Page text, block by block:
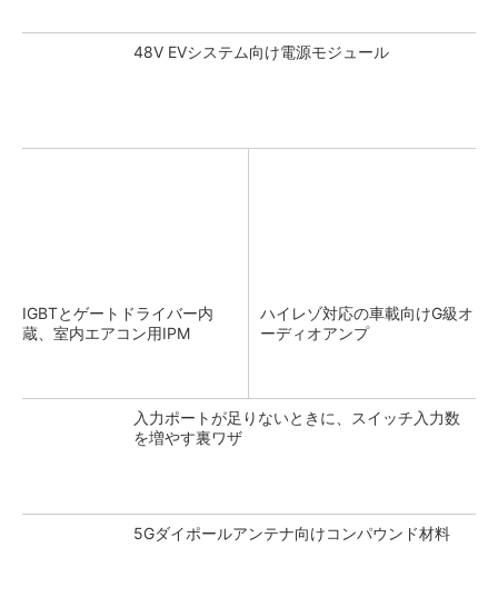
48V EVシステム向け電源モジュール
IGBTとゲートドライバー内
蔵、室内エアコン用IPM
ハイレゾ対応の車載向けG級オ
ーディオアンプ
入力ポートが足りないときに、スイッチ入力数
を増やす裏ワザ
5Gダイポールアンテナ向けコンパウンド材料